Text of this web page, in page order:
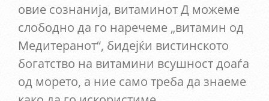
овие сознанија, витаминот Д можеме
слободно да го наречеме „витамин од
Медитеранот“, бидејќи вистинското
богатство на витамини всушност доаѓа
од морето, а ние само треба да знаеме